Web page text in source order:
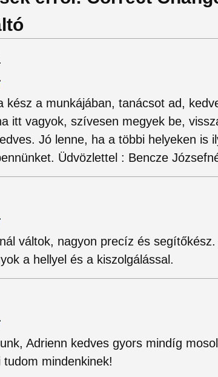
kész a munkájában, tanácsot ad,
itt vagyok, szívesen megyek be,
Jó lenne, ha a többi helyeken is
Üdvözlettel : Bencze
váltok, nagyon precíz és
a hellyel és a kiszolgálással.
Adrienn kedves gyors mindíg
tudom mindenkinek!